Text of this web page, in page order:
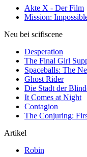
Akte X - Der Film
Mission:
Neu bei scifiscene
Desperation
The Final Girl
Spaceballs: The
Ghost Rider
Die Stadt der
It Comes at Night
Contagion
The Conjuring:
Artikel
Robin